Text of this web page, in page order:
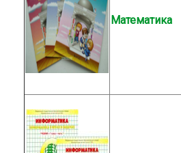
Математика